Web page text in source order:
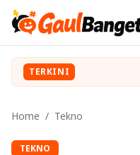
TERKINI
Home / Tekno
TEKNO